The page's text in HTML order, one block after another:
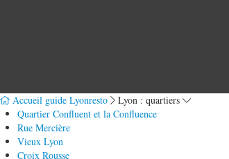
Accueil guide Lyonresto
Lyon : quartiers
Quartier Confluent et la Confluence
Rue Mercière
Vieux Lyon
Croix Rousse